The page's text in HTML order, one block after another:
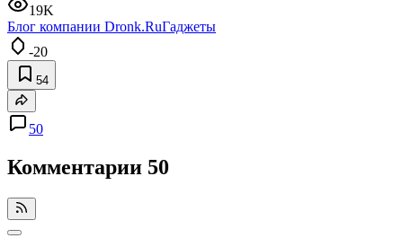
19K
Блог компании Dronk.RuГаджеты
-20
54
50
Комментарии 50